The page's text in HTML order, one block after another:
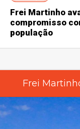
Frei Martinho
compromisso
população
Frei